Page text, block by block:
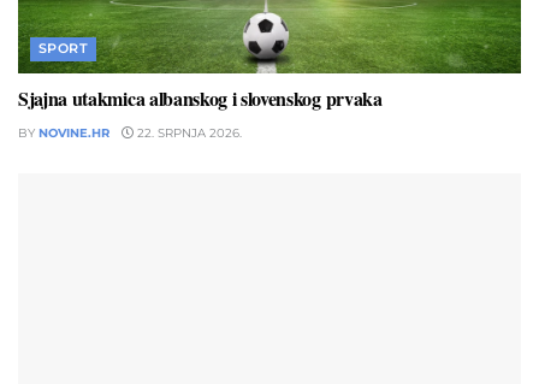
SPORT
Sjajna utakmica albanskog i slovenskog prvaka
BY NOVINE.HR 22. SRPNJA 2026.